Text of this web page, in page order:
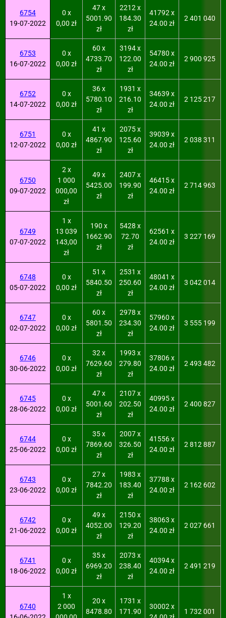
6754
19-07-2022
0 x
0,00 zł
47 x
5001.90
zł
2212 x
184.30
zł
41792 x
24.00 zł
2 401 040
6753
16-07-2022
0 x
0,00 zł
60 x
4733.70
zł
3194 x
122.00
zł
54780 x
24.00 zł
2 900 925
6752
14-07-2022
0 x
0,00 zł
36 x
5780.10
zł
1931 x
216.10
zł
34639 x
24.00 zł
2 125 217
6751
12-07-2022
0 x
0,00 zł
41 x
4867.90
zł
2075 x
125.60
zł
39039 x
24.00 zł
2 038 311
6750
09-07-2022
2 x
1 000
000,00
zł
49 x
5425.00
zł
2407 x
199.90
zł
46415 x
24.00 zł
2 714 963
6749
07-07-2022
1 x
13 039
143,00
zł
190 x
1662.90
zł
5428 x
72.70
zł
62561 x
24.00 zł
3 227 169
6748
05-07-2022
0 x
0,00 zł
51 x
5840.50
zł
2531 x
250.60
zł
48041 x
24.00 zł
3 042 014
6747
02-07-2022
0 x
0,00 zł
60 x
5801.50
zł
2978 x
234.30
zł
57960 x
24.00 zł
3 555 199
6746
30-06-2022
0 x
0,00 zł
32 x
7629.60
zł
1993 x
279.80
zł
37806 x
24.00 zł
2 493 482
6745
28-06-2022
0 x
0,00 zł
47 x
5001.60
zł
2107 x
202.50
zł
40995 x
24.00 zł
2 400 827
6744
25-06-2022
0 x
0,00 zł
35 x
7869.60
zł
2007 x
326.50
zł
41556 x
24.00 zł
2 812 887
6743
23-06-2022
0 x
0,00 zł
27 x
7842.20
zł
1983 x
183.40
zł
37788 x
24.00 zł
2 162 602
6742
21-06-2022
0 x
0,00 zł
49 x
4052.00
zł
2150 x
129.20
zł
38063 x
24.00 zł
2 027 661
6741
18-06-2022
0 x
0,00 zł
35 x
6969.20
zł
2073 x
238.40
zł
40394 x
24.00 zł
2 491 219
6740
1 x
2 000
20 x
8478.80
1731 x
171.90
30002 x
1 732 001